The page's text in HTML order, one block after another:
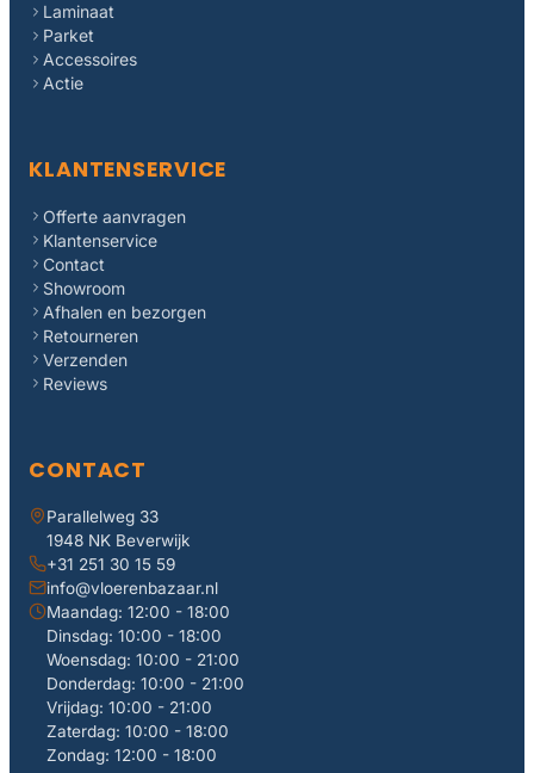
Laminaat
Parket
Accessoires
Actie
KLANTENSERVICE
Offerte aanvragen
Klantenservice
Contact
Showroom
Afhalen en bezorgen
Retourneren
Verzenden
Reviews
CONTACT
Parallelweg 33
1948 NK Beverwijk
+31 251 30 15 59
info@vloerenbazaar.nl
Maandag: 12:00 - 18:00
Dinsdag: 10:00 - 18:00
Woensdag: 10:00 - 21:00
Donderdag: 10:00 - 21:00
Vrijdag: 10:00 - 21:00
Zaterdag: 10:00 - 18:00
Zondag: 12:00 - 18:00